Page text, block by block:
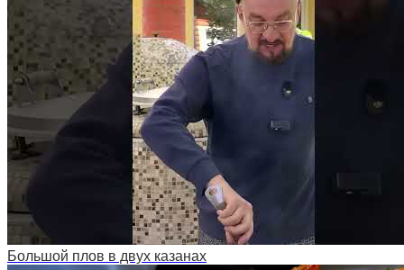
Большой плов в двух казанах